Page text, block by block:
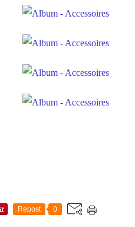
Repost 0